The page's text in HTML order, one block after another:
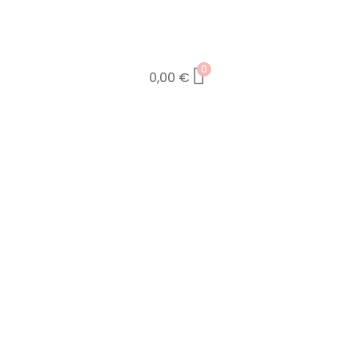
0,00 € 0